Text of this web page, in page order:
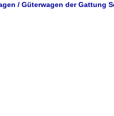
/ Güterwagen der Gattung